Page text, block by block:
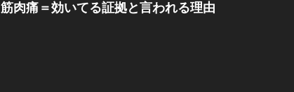
筋肉痛＝効いてる証拠と言われる理由